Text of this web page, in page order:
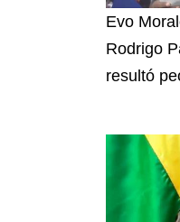
Evo
Rodrigo
resultó